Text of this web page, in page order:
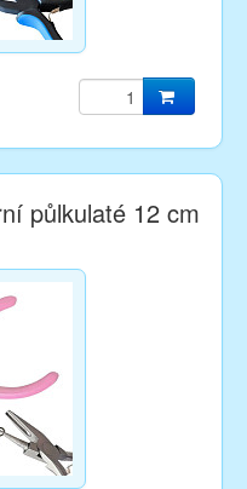
půlkulaté 12 cm